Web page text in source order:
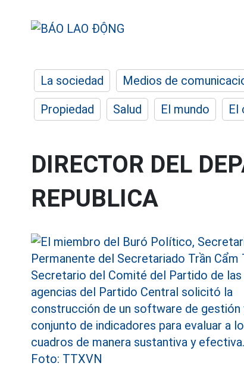
La sociedad Medios de
Propiedad
Salud El mundo El
DIRECTOR DEL
REPUBLICA